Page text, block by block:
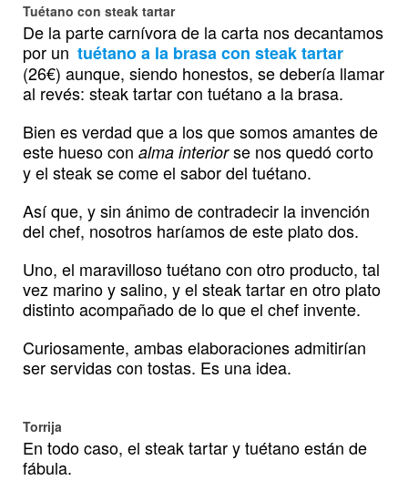
Tuétano con steak tartar
De la parte carnívora de la carta nos decantamos
por un tuétano a la brasa con steak tartar
(26€) aunque, siendo honestos, se debería llamar
al revés: steak tartar con tuétano a la brasa.
Bien es verdad que a los que somos amantes de
este hueso con alma interiorse nos quedó corto
y el steak se come el sabor del tuétano.
Así que, y sin ánimo de contradecir la invención
del chef, nosotros haríamos de este plato dos.
Uno, el maravilloso tuétano con otro producto, tal
vez marino y salino, y el steak tartar en otro plato
distinto acompañado de lo que el chef invente.
Curiosamente, ambas elaboraciones admitirían
ser servidas con tostas. Es una idea.
Torrija
En todo caso, el steak tartar y tuétano están de
fábula.